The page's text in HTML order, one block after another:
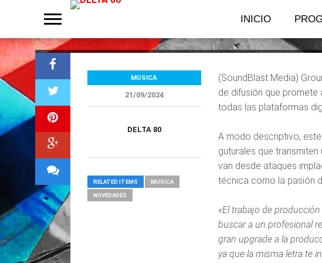
INICIO
«Sisifo’s Glory»
(SoundBlast Media)
de difusión que promete
todas las plataformas
A modo descriptivo,
guturales que
van desde ataques
técnica como la pasión
«El trabajo de
buscar a un profesional
gran upgrade a la
ya que la misma letra te
MUSICA
21/09/2024
DELTA 80
RELATED ITEMS MUSICA
NOVEDADES